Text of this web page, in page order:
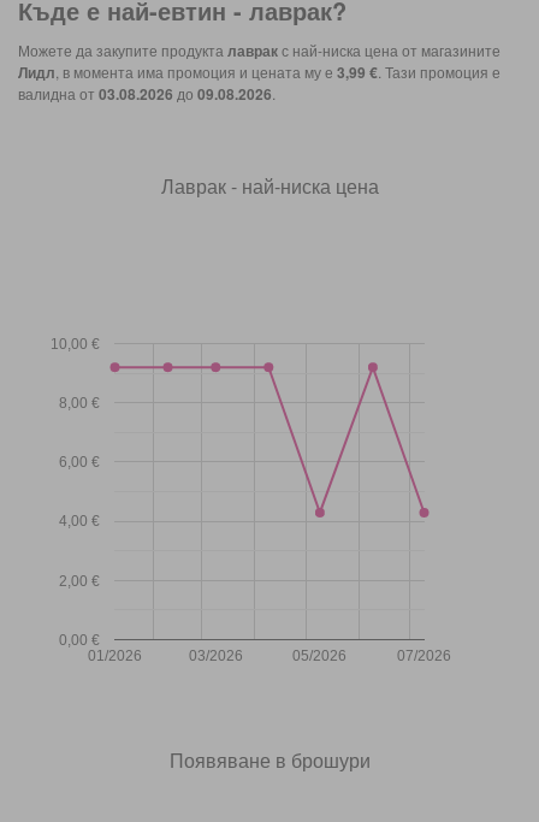
Къде е най-евтин - лаврак?
Можете да закупите продукта лавракс най-ниска цена от магазините
Лидл , в момента има промоция и цената му е 3,99 € . Тази промоция е
валидна от 03.08.2026 до 09.08.2026
Лаврак - най-ниска цена
01/2026 03/2026 05/2026 07/2026
0,00 €
2,00 €
4,00 €
6,00 €
8,00 €
10,00 €
Появяване в брошури